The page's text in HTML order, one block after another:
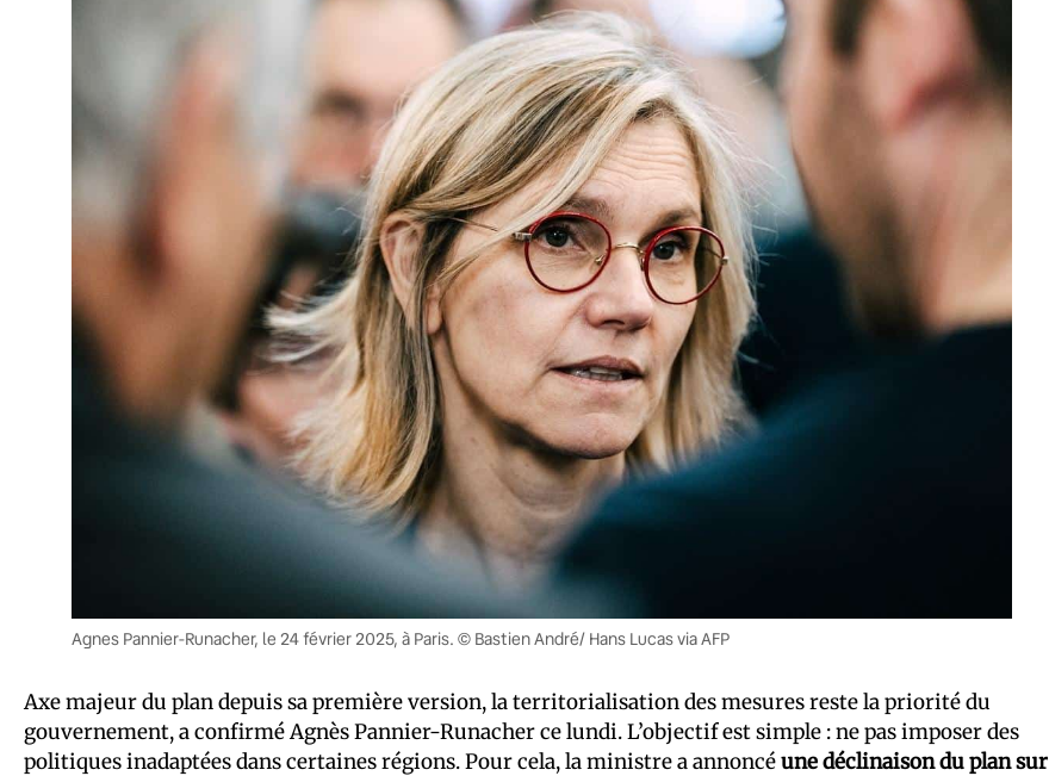
Agnes Pannier-Runacher, le 24 février 2025, à Paris. © Bastien André/ Hans Lucas via AFP
Axe majeur du plan depuis sa première version, la territorialisation des mesures reste la priorité du
gouvernement, a confirmé Agnès Pannier-Runacher ce lundi. L’objectif est simple : ne pas imposer des
politiques inadaptées dans certaines régions. Pour cela, la ministre a annoncéune déclinaison du plan sur